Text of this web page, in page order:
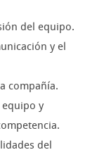
del equipo.
y el
compañía.
equipo y
del